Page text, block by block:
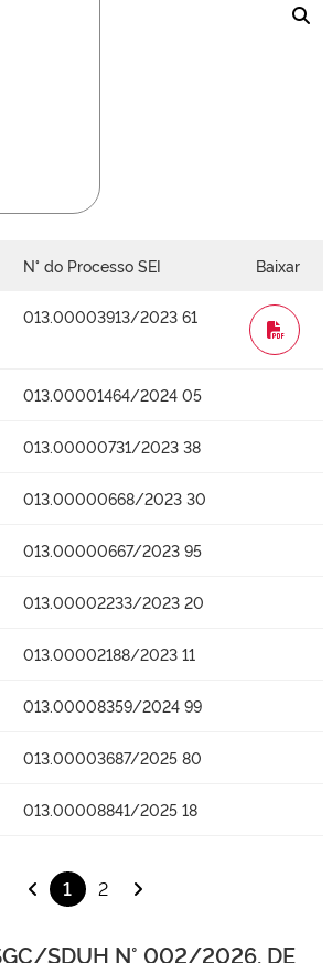
N° do Processo SEI Baixar
013.00003913/2023 61
WORD
013.00001464/2024 05
013.00000731/2023 38
013.00000668/2023 30
013.00000667/2023 95
013.00002233/2023 20
013.00002188/2023 11
013.00008359/2024 99
013.00003687/2025 80
013.00008841/2025 18
1 2
SDUH N° 002/2026, DE